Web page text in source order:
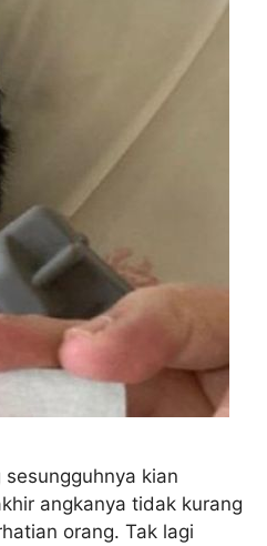
kian
angkanya tidak kurang
orang. Tak lagi